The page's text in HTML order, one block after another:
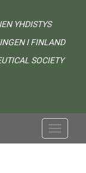
YHDISTYS
I FINLAND
SOCIETY
Toggle